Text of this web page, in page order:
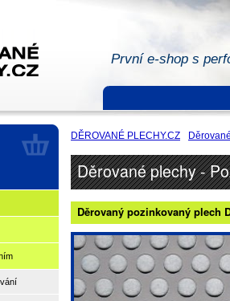
První e-shop s
- DĚROVANÉ PLECHY.CZ
Děrované plechy -
Děrovaný pozinkovaný plech